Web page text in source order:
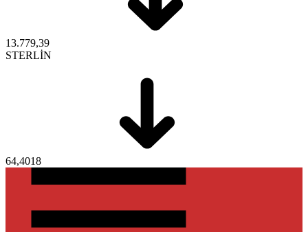
13.779,39
STERLİN
64,4018